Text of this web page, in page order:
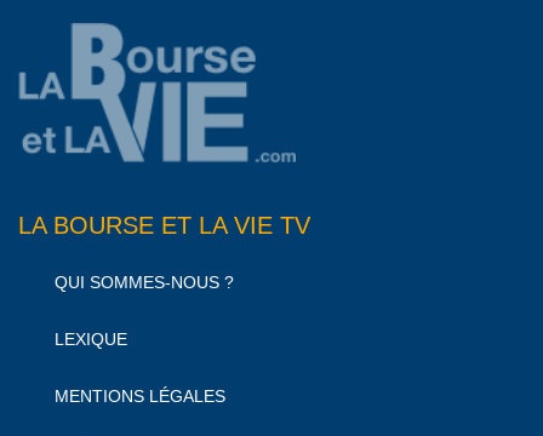
LA BOURSE ET LA VIE TV
QUI SOMMES-NOUS ?
LEXIQUE
MENTIONS LÉGALES